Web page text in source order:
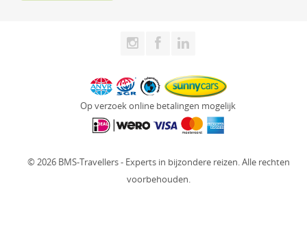
Op verzoek online betalingen mogelijk
© 2026 BMS-Travellers - Experts in bijzondere reizen. Alle rechten
voorbehouden.